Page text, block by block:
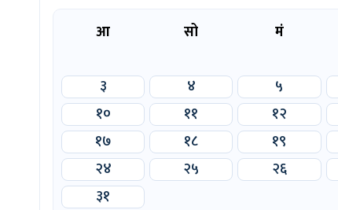
आ सो मं
३
४ ५
१०
११ १२
१७
१८ १९
२४
२५ २६
३१